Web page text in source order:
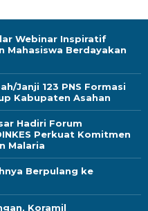
Webinar Inspiratif
Mahasiswa Berdayakan
Janji 123 PNS Formasi
Kabupaten Asahan
Hadiri Forum
Perkuat Komitmen
Malaria
Berpulang ke
Koramil